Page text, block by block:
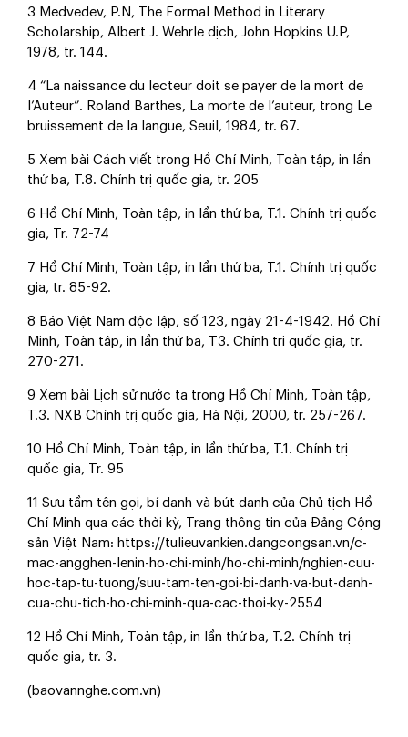
3 Medvedev, P.N, The Formal Method in Literary
Scholarship, Albert J. Wehrle dịch, John Hopkins U.P,
1978, tr. 144.
4 “La naissance du lecteur doit se payer de la mort de
l’Auteur”. Roland Barthes, La morte de l’auteur, trong Le
bruissement de la langue, Seuil, 1984, tr. 67.
5 Xem bài Cách viết trong Hồ Chí Minh, Toàn tập, in lần
thứ ba, T.8. Chính trị quốc gia, tr. 205
6 Hồ Chí Minh, Toàn tập, in lần thứ ba, T.1. Chính trị quốc
gia, Tr. 72-74
7 Hồ Chí Minh, Toàn tập, in lần thứ ba, T.1. Chính trị quốc
gia, tr. 85-92.
8 Báo Việt Nam độc lập, số 123, ngày 21-4-1942. Hồ Chí
Minh, Toàn tập, in lần thứ ba, T3. Chính trị quốc gia, tr.
270-271.
9 Xem bài Lịch sử nước ta trong Hồ Chí Minh, Toàn tập,
T.3. NXB Chính trị quốc gia, Hà Nội, 2000, tr. 257-267.
10 Hồ Chí Minh, Toàn tập, in lần thứ ba, T.1. Chính trị
quốc gia, Tr. 95
11 Sưu tầm tên gọi, bí danh và bút danh của Chủ tịch Hồ
Chí Minh qua các thời kỳ, Trang thông tin của Đảng Cộng
sản Việt Nam: https://tulieuvankien.dangcongsan.vn/c-
mac-angghen-lenin-ho-chi-minh/ho-chi-minh/nghien-cuu-
hoc-tap-tu-tuong/suu-tam-ten-goi-bi-danh-va-but-danh-
cua-chu-tich-ho-chi-minh-qua-cac-thoi-ky-2554
12 Hồ Chí Minh, Toàn tập, in lần thứ ba, T.2. Chính trị
quốc gia, tr. 3.
(baovannghe.com.vn)